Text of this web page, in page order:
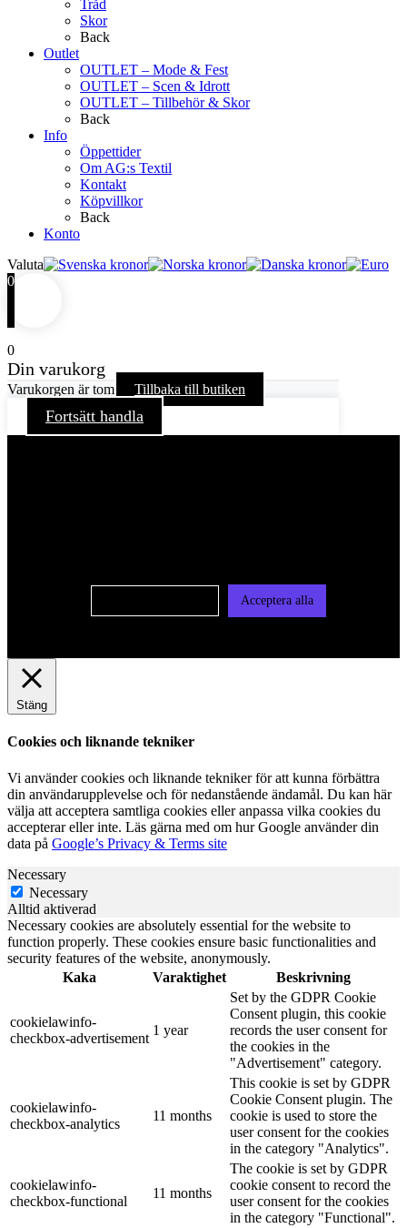
Tråd
Skor
Back
Outlet
OUTLET – Mode & Fest
OUTLET – Scen & Idrott
OUTLET – Tillbehör & Skor
Back
Info
Öppettider
Om AG:s Textil
Kontakt
Köpvillkor
Back
Konto
Valuta
0
0
Din varukorg
Varukorgen är tom Tillbaka till butiken
Fortsätt handla
Acceptera alla
Stäng
Cookies och liknande tekniker
Vi använder cookies och liknande tekniker för att kunna förbättra
din användarupplevelse och för nedanstående ändamål. Du kan här
välja att acceptera samtliga cookies eller anpassa vilka cookies du
accepterar eller inte. Läs gärna med om hur Google använder din
data på Google’s Privacy & Terms site
Necessary
Necessary
Alltid aktiverad
Necessary cookies are absolutely essential for the website to
function properly. These cookies ensure basic functionalities and
security features of the website, anonymously.
Kaka
Varaktighet Beskrivning
cookielawinfo-
checkbox-advertisement
1 year
Set by the GDPR Cookie
Consent plugin, this cookie
records the user consent for
the cookies in the
"Advertisement" category.
cookielawinfo-
checkbox-analytics
11 months
This cookie is set by GDPR
Cookie Consent plugin. The
cookie is used to store the
user consent for the cookies
in the category "Analytics".
cookielawinfo-
checkbox-functional
11 months
The cookie is set by GDPR
cookie consent to record the
user consent for the cookies
in the category "Functional".